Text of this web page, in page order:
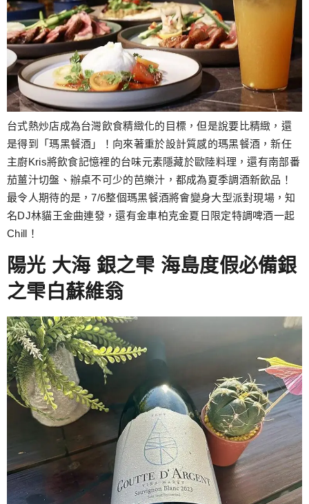
台式熱炒店成為台灣飲食精緻化的目標，但是說要比精緻，還
是得到「瑪黑餐酒」！向來著重於設計質感的瑪黑餐酒，新任
主廚Kris將飲食記憶裡的台味元素隱藏於歐陸料理，還有南部番
茄薑汁切盤、辦桌不可少的芭樂汁，都成為夏季調酒新飲品！
最令人期待的是，7/6整個瑪黑餐酒將會變身大型派對現場，知
名DJ林貓王金曲連發，還有金車柏克金夏日限定特調啤酒一起
Chill！
陽光 大海 銀之雫 海島度假必備銀
之雫白蘇維翁